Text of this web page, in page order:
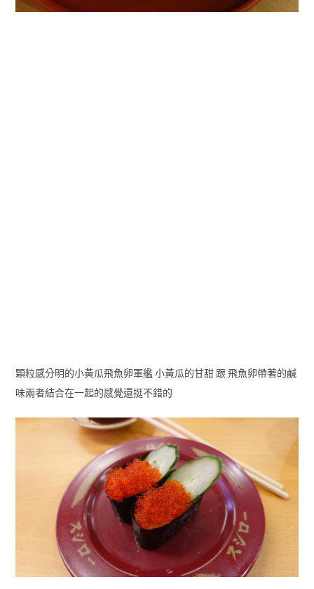
顆粒感分明的小黃瓜飛魚卵軍艦 小黃瓜的甘甜 跟 飛魚卵帶著的鹹
味兩者結合在一起的感覺還挺不錯的